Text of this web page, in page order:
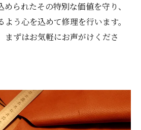
られたその特別な価値を守り、
う心を込めて修理を行います。
まずはお気軽にお声がけくださ